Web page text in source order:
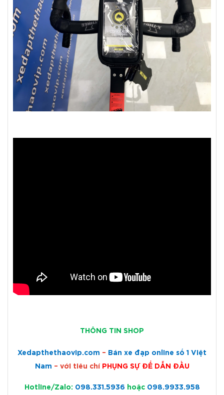
THÔNG TIN SHOP
Xedapthethaovip.com – Bán xe đạp online số 1 Việt
Nam – với tiêu chí PHỤNG SỰ ĐỂ DẪN ĐẦU
Hotline/Zalo: 098.331.5936 hoặc 098.9933.958